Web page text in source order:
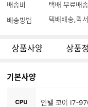
배송비
택배 무료배송
배송방법
택배배송 퀵
상품사양 상품
기본사양
CPU 인텔 코어 I7-